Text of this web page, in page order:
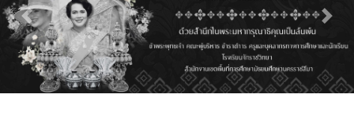
Previous Next